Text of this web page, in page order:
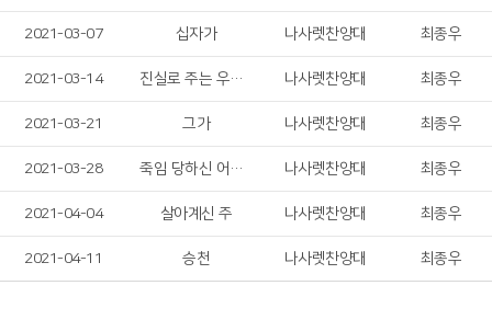
2021-03-07 십자가 나사렛찬양대 최종우
2021-03-14 진실로 주는 우리의 슬픔 맡으셨네 나사렛찬양대 최종우
2021-03-21 그가 나사렛찬양대 최종우
2021-03-28 죽임 당하신 어린 양 나사렛찬양대 최종우
2021-04-04 살아계신 주 나사렛찬양대 최종우
2021-04-11 승천 나사렛찬양대 최종우